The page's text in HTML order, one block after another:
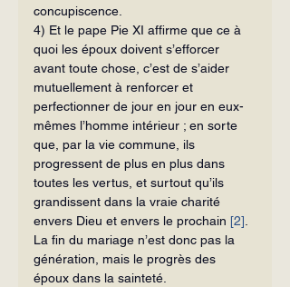
concupiscence.
4) Et le pape Pie XI affirme que ce à
quoi les époux doivent s’efforcer
avant toute chose, c’est de s’aider
mutuellement à renforcer et
perfectionner de jour en jour en eux-
mêmes l’homme intérieur ; en sorte
que, par la vie commune, ils
progressent de plus en plus dans
toutes les vertus, et surtout qu’ils
grandissent dans la vraie charité
envers Dieu et envers le prochain [2]
La fin du mariage n’est donc pas la
génération, mais le progrès des
époux dans la sainteté.